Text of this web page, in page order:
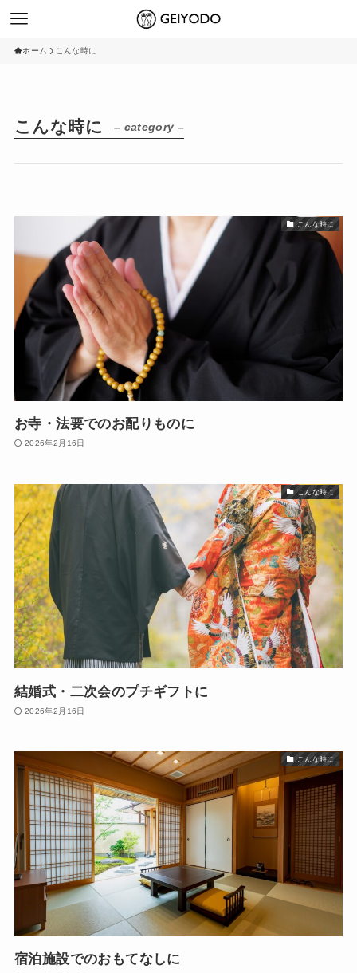
ホーム こんな時に
こんな時に – category –
こんな時に
お寺・法要でのお配りものに
2026年2月16日
こんな時に
結婚式・二次会のプチギフトに
2026年2月16日
こんな時に
宿泊施設でのおもてなしに